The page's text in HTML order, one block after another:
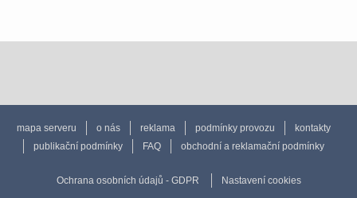
mapa serveru o nás reklama podmínky provozu
kontakty
publikační podmínky
FAQ obchodní a reklamační podmínky
Ochrana osobních údajů - GDPR Nastavení cookies